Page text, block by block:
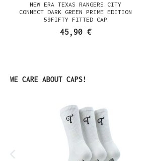
NEW ERA TEXAS RANGERS CITY
CONNECT DARK GREEN PRIME EDITION
59FIFTY FITTED CAP
45,90 €
Produktgalerie überspringen
WE CARE ABOUT CAPS!